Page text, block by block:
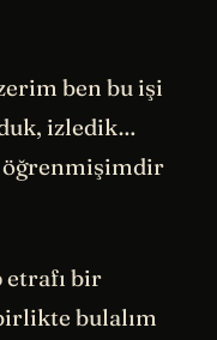
ben bu işi
izledik…
öğrenmişimdir
etrafı bir
bulalım